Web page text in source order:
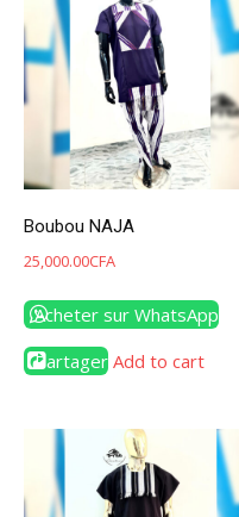
Boubou NAJA
25,000.00CFA
Acheter sur WhatsApp
Partager Add to cart